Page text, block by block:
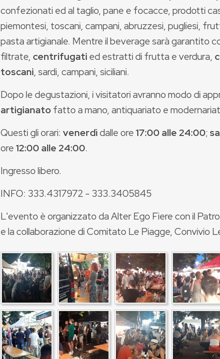
confezionati ed al taglio, pane e focacce, prodotti
piemontesi, toscani, campani, abruzzesi, pugliesi,
pasta artigianale. Mentre il beverage sarà garantito
filtrate, centrifugatied estratti di frutta e verdura,
toscani, sardi, campani, siciliani.
Dopo le degustazioni, i visitatori avranno modo di
artigianatofatto a mano, antiquariato e
Questi gli orari: venerdìdalle ore17:00 alle 24:00;
ore12:00 alle 24:00.
Ingresso libero.
INFO: 333.4317972 - 333.3405845
L'evento è organizzato da Alter Ego Fiere con il
e la collaborazione di Comitato Le Piagge, Convivio